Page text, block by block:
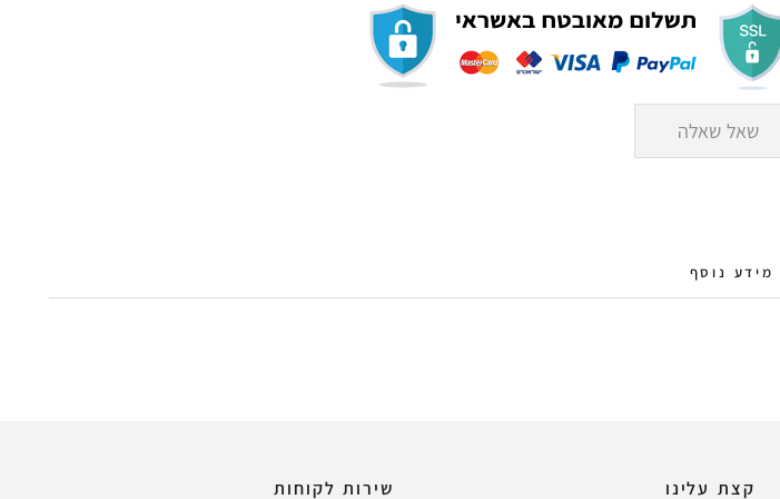
שאל שאלה
מידע נוסף
קצת עלינו שירות לקוחות